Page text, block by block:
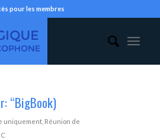
pour les membres
“BigBook)
uniquement, Réunion de